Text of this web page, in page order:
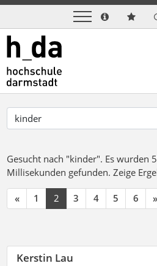
Gesucht nach "kinder". Es wurden
Millisekunden gefunden.Zeige
« 1 2 3 4 5 6 »
Kerstin Lau